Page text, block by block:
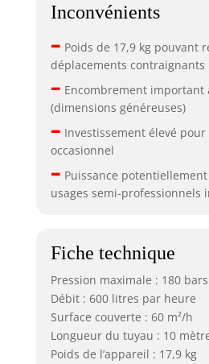
Inconvénients
– Poids de 17,9 kg pouvant
déplacements contraignants
– Encombrement important
(dimensions généreuses)
– Investissement élevé
occasionnel
– Puissance
usages semi-professionnels
Fiche technique
Pression maximale : 180 bars
Débit : 600 litres par heure
Surface couverte : 60 m²/h
Longueur du tuyau : 10
Poids de l’appareil : 17,9 kg